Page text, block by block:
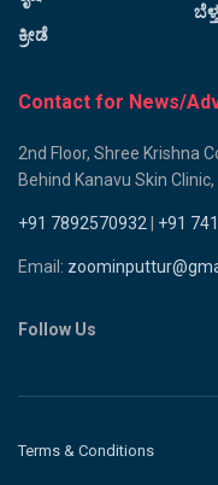
ಕ್ರೀಡೆ
Contact for News/
2nd Floor, Shree Krishna
Behind Kanavu Skin
+91 7892570932 +91
Email:
Follow Us
Terms & Conditions